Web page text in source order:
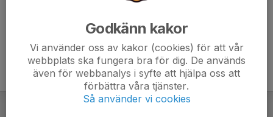
Godkänn kakor
Vi använder oss av kakor (cookies) för att vår
webbplats ska fungera bra för dig. De används
även för webbanalys i syfte att hjälpa oss att
förbättra våra tjänster.
Så använder vi cookies